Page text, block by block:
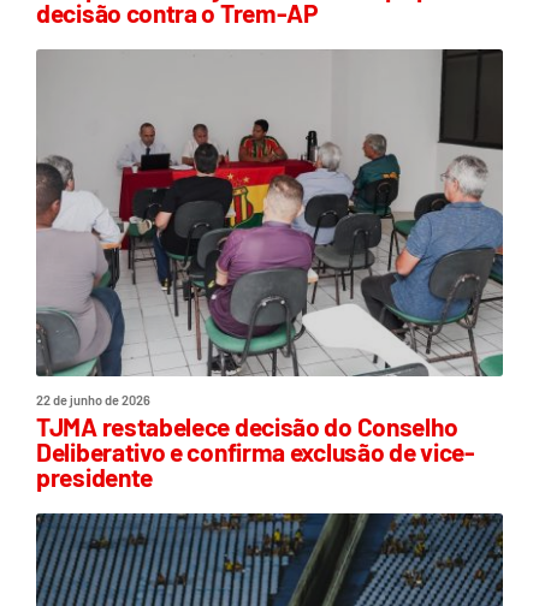
decisão contra o Trem-AP
22 de junho de 2026
TJMA restabelece decisão do Conselho
Deliberativo e confirma exclusão de vice-
presidente